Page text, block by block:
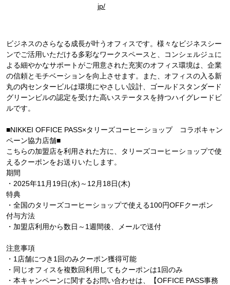
jp/
ビジネスのさらなる成長が叶うオフィスです。様々なビジネスシー
ンでご活用いただける多彩なワークスペースと、コンシェルジュに
よる細やかなサポートがご用意された充実のオフィス環境は、企業
の信頼とモチベーションを向上させます。また、オフィスの入る新
丸の内センタービルは環境にやさしい設計、ゴールドスタンダード
グリーンビルの認定を受けた高いステータスを持つハイグレードビ
ルです。
■NIKKEI OFFICE PASS×タリーズコーヒーショップ コラボキャン
ペーン協力店舗■
こちらの加盟店を利用された方に、タリーズコーヒーショップで使
えるクーポンをお送りいたします。
期間
・2025年11月19日(水)～12月18日(木)
特典
・全国のタリーズコーヒーショップで使える100円OFFクーポン
付与方法
・加盟店利用から数日～1週間後、メールで送付
注意事項
・1店舗につき1回のみクーポン獲得可能
・同じオフィスを複数回利用してもクーポンは1回のみ
・本キャンペーンに関するお問い合わせは、【OFFICE PASS事務